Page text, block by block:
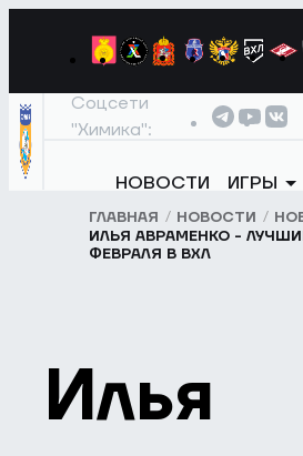
Соцсети
"Химика":
НОВОСТИ ИГРЫ
ГЛАВНАЯ НОВОСТИ
ИЛЬЯ АВРАМЕНКО -
ФЕВРАЛЯ В ВХЛ
Илья